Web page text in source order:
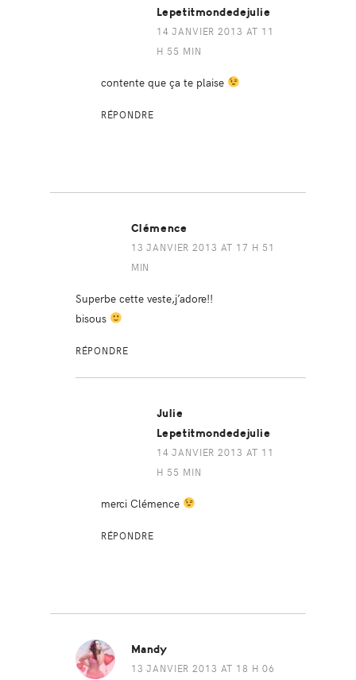
Lepetitmondedejulie
14 JANVIER 2013 AT 11
H 55 MIN
contente que ça te plaise
RÉPONDRE
Clémence
13 JANVIER 2013 AT 17 H 51
MIN
Superbe cette veste,j’adore!!
bisous
RÉPONDRE
Julie
Lepetitmondedejulie
14 JANVIER 2013 AT 11
H 55 MIN
merci Clémence
RÉPONDRE
Mandy
13 JANVIER 2013 AT 18 H 06